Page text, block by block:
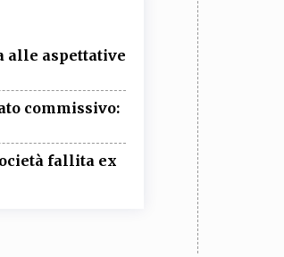
alle aspettative
commissivo:
fallita ex